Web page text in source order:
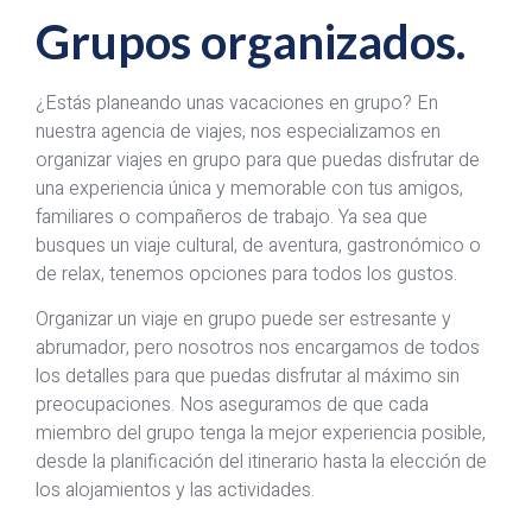
Grupos organizados.
¿Estás planeando unas vacaciones en grupo? En
nuestra agencia de viajes, nos especializamos en
organizar viajes en grupo para que puedas disfrutar de
una experiencia única y memorable con tus amigos,
familiares o compañeros de trabajo. Ya sea que
busques un viaje cultural, de aventura, gastronómico o
de relax, tenemos opciones para todos los gustos.
Organizar un viaje en grupo puede ser estresante y
abrumador, pero nosotros nos encargamos de todos
los detalles para que puedas disfrutar al máximo sin
preocupaciones. Nos aseguramos de que cada
miembro del grupo tenga la mejor experiencia posible,
desde la planificación del itinerario hasta la elección de
los alojamientos y las actividades.